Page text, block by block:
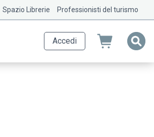
Spazio Librerie Professionisti del turismo
Accedi